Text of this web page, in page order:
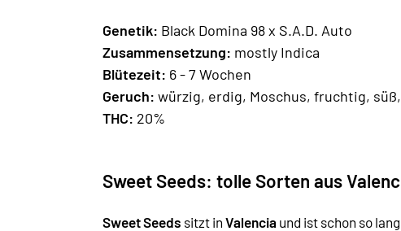
Genetik: Black Domina 98 x S.A.D. Auto
Zusammensetzung: mostly Indica
Blütezeit: 6 - 7 Wochen
Geruch: würzig, erdig, Moschus, fruchtig,
THC: 20%
Sweet Seeds: tolle Sorten aus
Sweet Seeds sitzt in Valencia und ist schon so